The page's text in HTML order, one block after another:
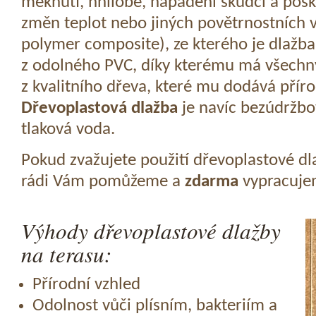
změn teplot nebo jiných povětrnostních
polymer composite), ze kterého je
z odolného PVC, díky kterému má
z kvalitního dřeva, které mu dodává
Dřevoplastová dlažba je navíc
tlaková voda.
Pokud zvažujete použití dřevoplastové
rádi Vám pomůžeme a zdarma
Výhody dřevoplastové dlažby
na terasu:
Přírodní vzhled
Odolnost vůči plísním, bakteriím a